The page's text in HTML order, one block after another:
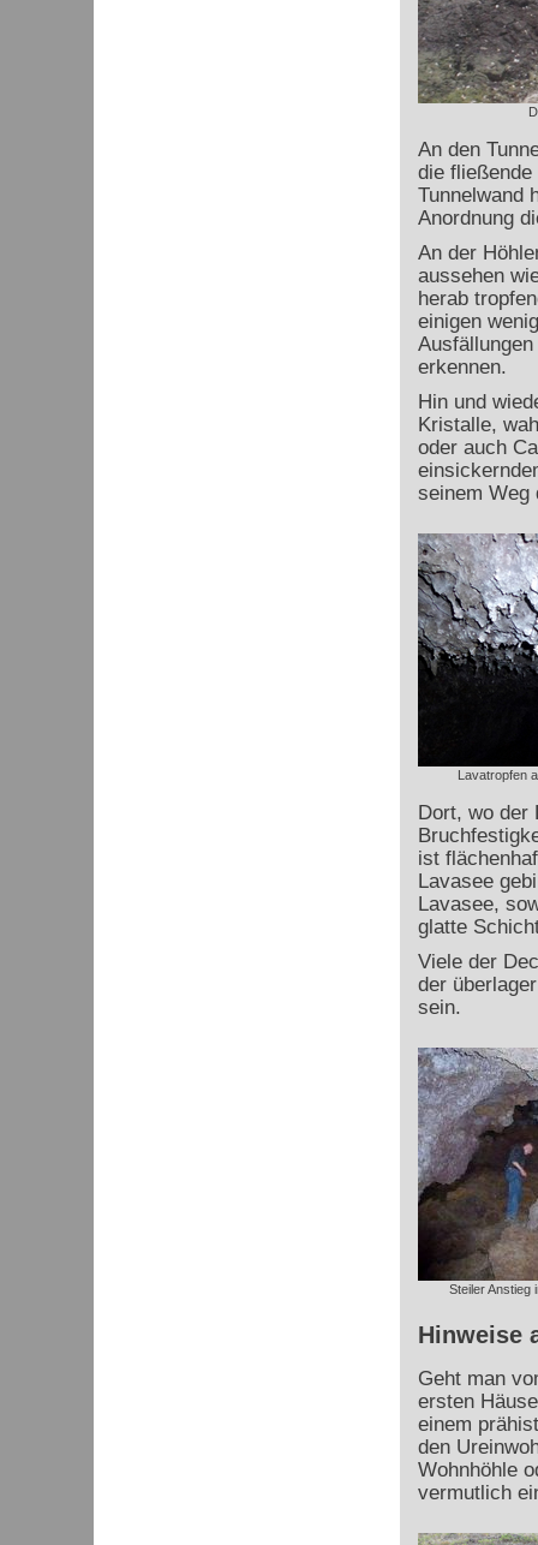
An den
die
Tunnelwand
Anordnung
An der
aussehen
herab
einigen
erkennen.
Hin und
Kristalle,
oder auch
seinem Weg
Lavatropfen
Dort, wo der
ist
Lavasee
Lavasee,
glatte
Viele der
der
sein.
Steiler Anstieg
Hinweise
Geht man
ersten
einem
den
Wohnhöhle
vermutlich